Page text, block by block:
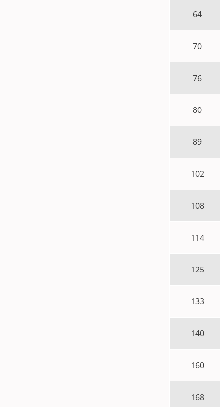
64
70
76
80
89
102
108
114
125
133
140
160
168